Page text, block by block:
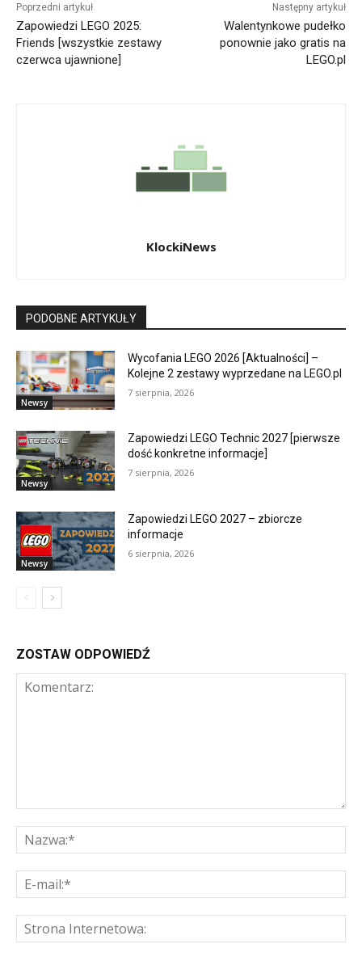
Poprzedni artykuł
Zapowiedzi LEGO 2025:
Friends [wszystkie zestawy
czerwca ujawnione]
Następny artykuł
Walentynkowe pudełko
ponownie jako gratis na
LEGO.pl
KlockiNews
PODOBNE ARTYKUŁY
Newsy
Wycofania LEGO 2026 [Aktualności] –
Kolejne 2 zestawy wyprzedane na LEGO.pl
7 sierpnia, 2026
Newsy
Zapowiedzi LEGO Technic 2027 [pierwsze
dość konkretne informacje]
7 sierpnia, 2026
Newsy
Zapowiedzi LEGO 2027 – zbiorcze
informacje
6 sierpnia, 2026
ZOSTAW ODPOWIEDŹ